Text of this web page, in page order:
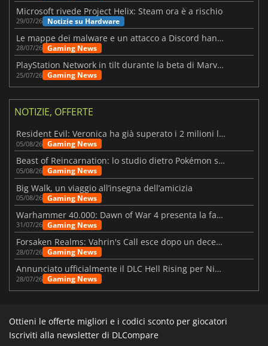
Microsoft rivede Project Helix: Steam ora è a rischio
29/07/26 Notizie su Hardware
Le mappe dei malware e un attacco a Discord hanno colpito Meccha Chameleon
28/07/26 Gaming News
PlayStation Network in tilt durante la beta di Marvel Tōkon
25/07/26 Gaming News
NOTIZIE, OFFERTE
Resident Evil: Veronica ha già superato i 2 milioni liste dei desideri
05/08/26 Gaming News
Beast of Reincarnation: lo studio dietro Pokémon su una nuova strada
05/08/26 Gaming News
Big Walk, un viaggio all’insegna dell’amicizia
05/08/26 Gaming News
Warhammer 40.000: Dawn of War 4 presenta la fazione dei Necron
31/07/26 Gaming News
Forsaken Realms: Vahrin's Call esce dopo un decennio di sviluppo
28/07/26 Gaming News
Annunciato ufficialmente il DLC Hell Rising per Nioh 3
28/07/26 Gaming News
Ottieni le offerte migliori e i codici sconto per giocatori
Iscriviti alla newsletter di DLCompare